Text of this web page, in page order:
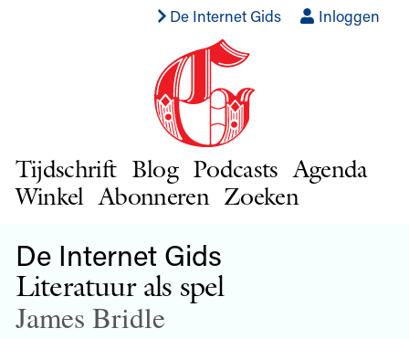
De Internet Gids Inloggen
Tijdschrift Blog Podcasts Agenda
Winkel Abonneren Zoeken
De Internet Gids
Literatuur als spel
James Bridle